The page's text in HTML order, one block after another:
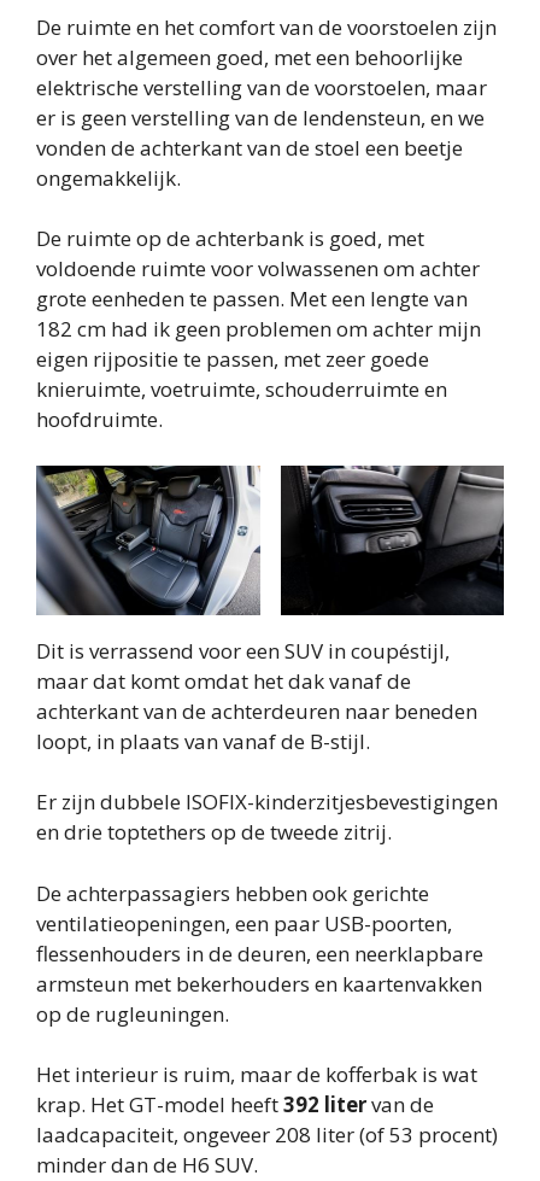
De ruimte en het comfort van de voorstoelen zijn
over het algemeen goed, met een behoorlijke
elektrische verstelling van de voorstoelen, maar
er is geen verstelling van de lendensteun, en we
vonden de achterkant van de stoel een beetje
ongemakkelijk.
De ruimte op de achterbank is goed, met
voldoende ruimte voor volwassenen om achter
grote eenheden te passen. Met een lengte van
182 cm had ik geen problemen om achter mijn
eigen rijpositie te passen, met zeer goede
knieruimte, voetruimte, schouderruimte en
hoofdruimte.
Dit is verrassend voor een SUV in coupéstijl,
maar dat komt omdat het dak vanaf de
achterkant van de achterdeuren naar beneden
loopt, in plaats van vanaf de B-stijl.
Er zijn dubbele ISOFIX-kinderzitjesbevestigingen
en drie toptethers op de tweede zitrij.
De achterpassagiers hebben ook gerichte
ventilatieopeningen, een paar USB-poorten,
flessenhouders in de deuren, een neerklapbare
armsteun met bekerhouders en kaartenvakken
op de rugleuningen.
Het interieur is ruim, maar de kofferbak is wat
krap. Het GT-model heeft392 litervan de
laadcapaciteit, ongeveer 208 liter (of 53 procent)
minder dan de H6 SUV.